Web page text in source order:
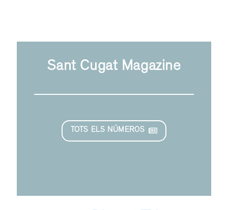
Sant Cugat Magazine
TOTS ELS NÚMEROS